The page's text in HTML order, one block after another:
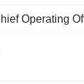
Operating